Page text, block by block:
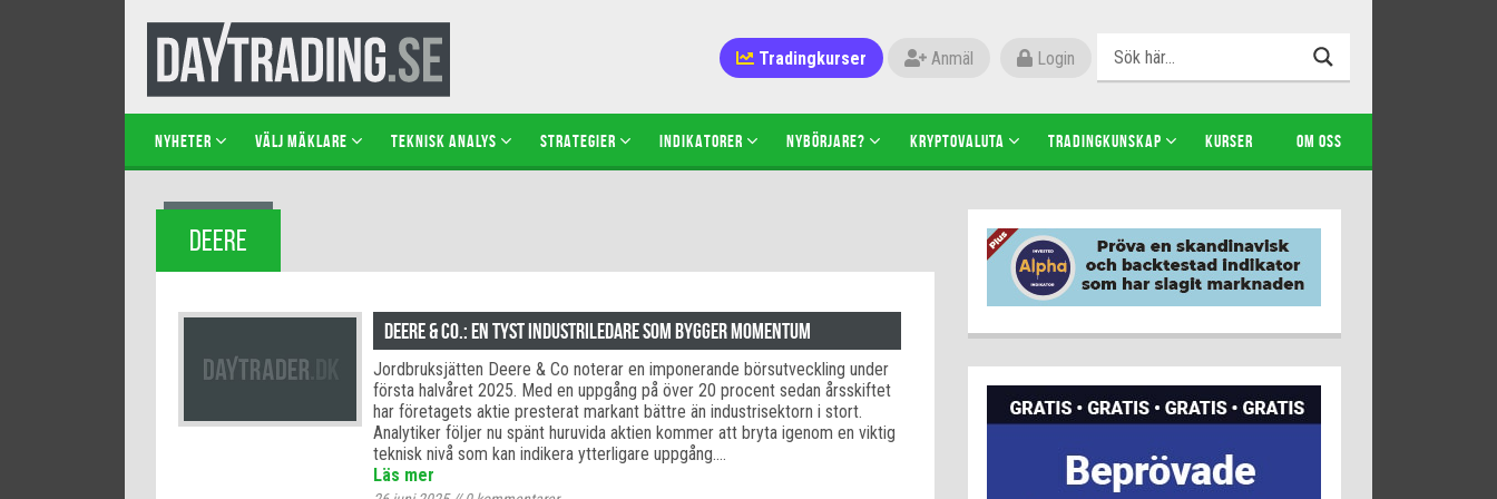
Tradingkurser Anmäl Login
NYHETER VÄLJ MÄKLARE TEKNISK ANALYS STRATEGIER INDIKATORER NYBÖRJARE? KRYPTOVALUTA TRADINGKUNSKAP KURSER OM OSS
DEERE
Deere & Co.: En tyst industriledare som bygger momentum
Jordbruksjätten Deere & Co noterar en imponerande börsutveckling under
första halvåret 2025. Med en uppgång på över 20 procent sedan årsskiftet
har företagets aktie presterat markant bättre än industrisektorn i stort.
Analytiker följer nu spänt huruvida aktien kommer att bryta igenom en viktig
teknisk nivå som kan indikera ytterligare uppgång.…
Läs mer